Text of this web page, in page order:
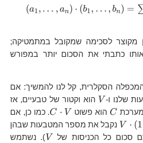
(a1, … , an) ⋅ (b1, … , bn) =
\sum
מקוצר לסכימה שמקובל במתמטיקה;
כתבתי את הסכום יותר במפורש
הסקלרית, קל לנו להמשיך: אם
שלנו ו-V
V הוא וקטור של טבעיים, אז
V C
C הוא פשוט C ⋅ V
. כמו כן, אם
V ⋅ (1 נקבל את מספר המטבעות שבהן
V סכום כל הכניסות של V). נשתמש